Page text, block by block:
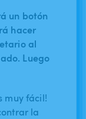
un botón
hacer
al
Luego
muy fácil!
la